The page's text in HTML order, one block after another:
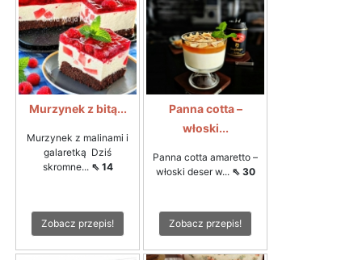
Murzynek z bitą...
Murzynek z malinami i
galaretką Dziś
skromne... ⇖ 14
Zobacz przepis!
Panna cotta –
włoski...
Panna cotta amaretto –
włoski deser w... ⇖ 30
Zobacz przepis!